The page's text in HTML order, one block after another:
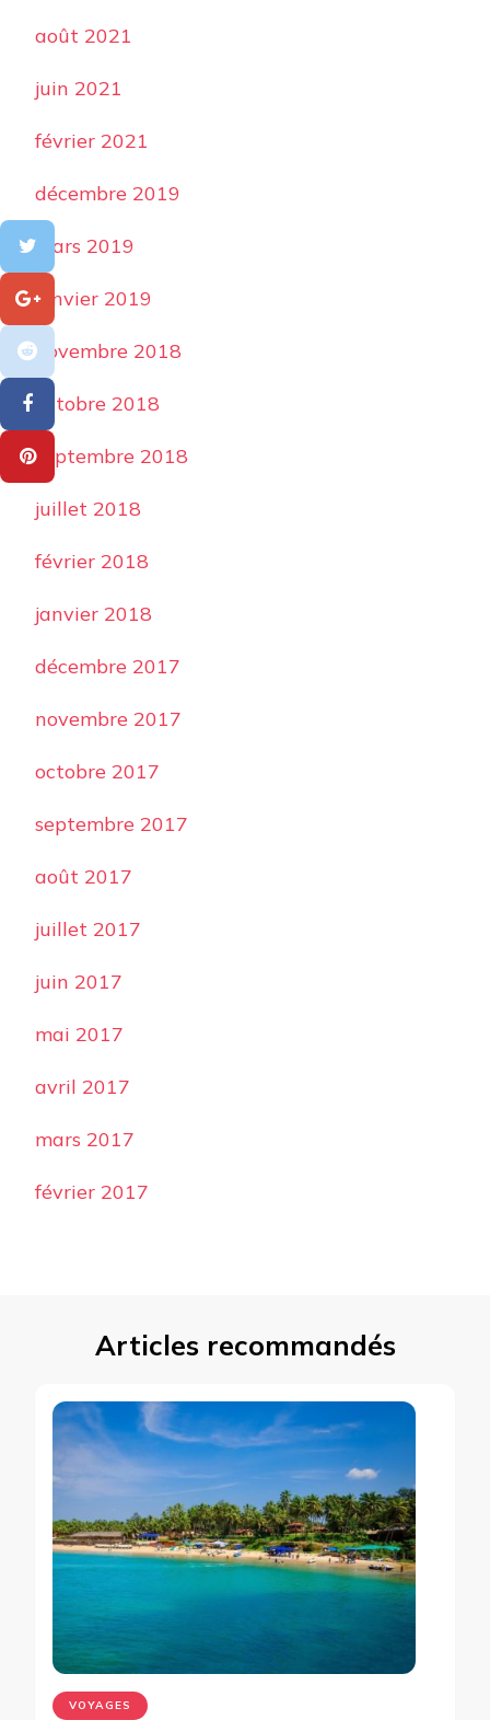
août 2021
juin 2021
février 2021
décembre 2019
mars 2019
janvier 2019
novembre 2018
octobre 2018
septembre 2018
juillet 2018
février 2018
janvier 2018
décembre 2017
novembre 2017
octobre 2017
septembre 2017
août 2017
juillet 2017
juin 2017
mai 2017
avril 2017
mars 2017
février 2017
Articles recommandés
VOYAGES